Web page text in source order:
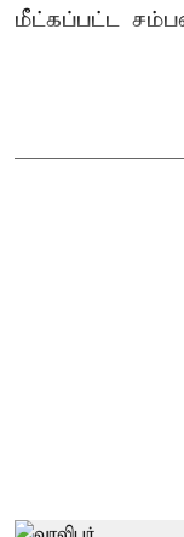
மீட்கப்பட்ட